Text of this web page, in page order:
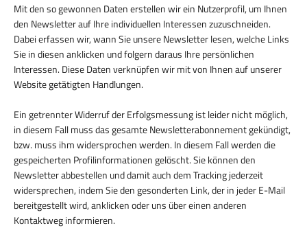
Mit den so gewonnen Daten erstellen wir ein Nutzerprofil, um Ihnen
den Newsletter auf Ihre individuellen Interessen zuzuschneiden.
Dabei erfassen wir, wann Sie unsere Newsletter lesen, welche Links
Sie in diesen anklicken und folgern daraus Ihre persönlichen
Interessen. Diese Daten verknüpfen wir mit von Ihnen auf unserer
Website getätigten Handlungen.
Ein getrennter Widerruf der Erfolgsmessung ist leider nicht möglich,
in diesem Fall muss das gesamte Newsletterabonnement gekündigt,
bzw. muss ihm widersprochen werden. In diesem Fall werden die
gespeicherten Profilinformationen gelöscht. Sie können den
Newsletter abbestellen und damit auch dem Tracking jederzeit
widersprechen, indem Sie den gesonderten Link, der in jeder E-Mail
bereitgestellt wird, anklicken oder uns über einen anderen
Kontaktweg informieren.